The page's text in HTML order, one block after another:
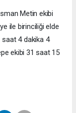
Metin ekibi
ile birinciliği elde
saat 4 dakika 4
ekibi 31 saat 15